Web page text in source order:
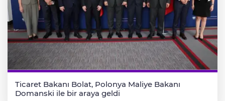
Ticaret Bakanı Bolat, Polonya Maliye Bakanı
Domanski ile bir araya geldi